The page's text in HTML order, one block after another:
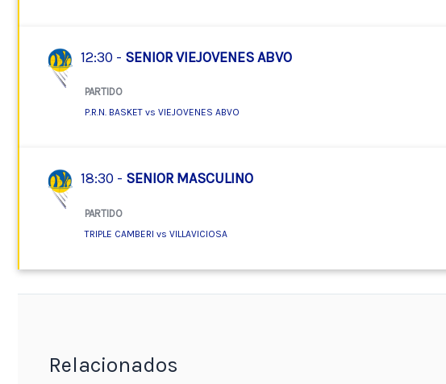
12:30 - SENIOR VIEJOVENES ABVO
PARTIDO
P.R.N. BASKET vs VIEJOVENES ABVO
18:30 - SENIOR MASCULINO
PARTIDO
TRIPLE CAMBERI vs VILLAVICIOSA
Relacionados